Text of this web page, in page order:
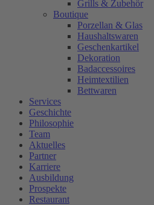
Grills & Zubehör
Boutique
Porzellan & Glas
Haushaltswaren
Geschenkartikel
Dekoration
Badaccessoires
Heimtextilien
Bettwaren
Services
Geschichte
Philosophie
Team
Aktuelles
Partner
Karriere
Ausbildung
Prospekte
Restaurant